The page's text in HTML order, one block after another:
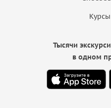
Тысячи
в одном